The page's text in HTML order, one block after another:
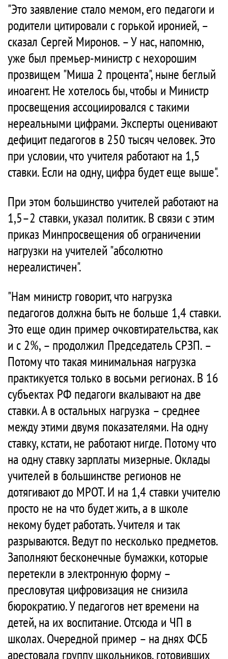
"Это заявление стало мемом, его педагоги и
родители цитировали с горькой иронией, –
сказал Сергей Миронов. – У нас, напомню,
уже был премьер-министр с нехорошим
прозвищем "Миша 2 процента", ныне беглый
иноагент. Не хотелось бы, чтобы и Министр
просвещения ассоциировался с такими
нереальными цифрами. Эксперты оценивают
дефицит педагогов в 250 тысяч человек. Это
при условии, что учителя работают на 1,5
ставки. Если на одну, цифра будет еще выше".
При этом большинство учителей работают на
1,5–2 ставки, указал политик. В связи с этим
приказ Минпросвещения об ограничении
нагрузки на учителей "абсолютно
нереалистичен".
"Нам министр говорит, что нагрузка
педагогов должна быть не больше 1,4 ставки.
Это еще один пример очковтирательства, как
и с 2%, – продолжил Председатель СРЗП. –
Потому что такая минимальная нагрузка
практикуется только в восьми регионах. В 16
субъектах РФ педагоги вкалывают на две
ставки. А в остальных нагрузка – среднее
между этими двумя показателями. На одну
ставку, кстати, не работают нигде. Потому что
на одну ставку зарплаты мизерные. Оклады
учителей в большинстве регионов не
дотягивают до МРОТ. И на 1,4 ставки учителю
просто не на что будет жить, а в школе
некому будет работать. Учителя и так
разрываются. Ведут по несколько предметов.
Заполняют бесконечные бумажки, которые
перетекли в электронную форму –
пресловутая цифровизация не снизила
бюрократию. У педагогов нет времени на
детей, на их воспитание. Отсюда и ЧП в
школах. Очередной пример – на днях ФСБ
арестовала группу школьников, готовивших